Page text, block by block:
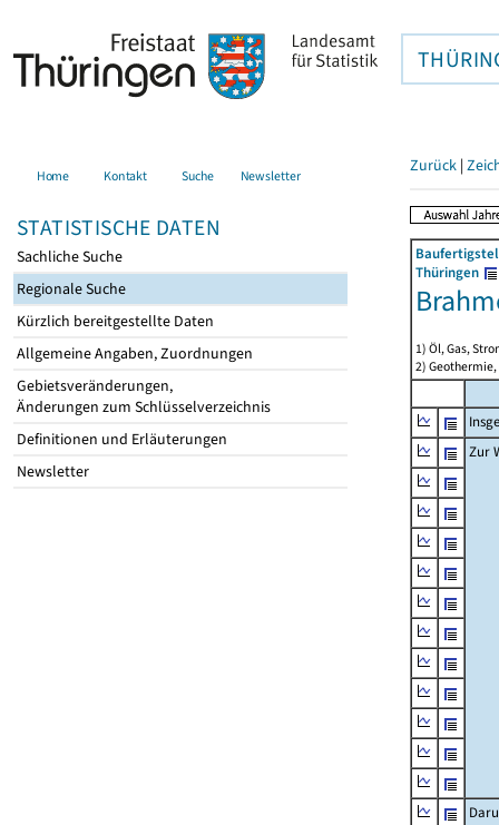
Home Kontakt Suche Newsletter
STATISTISCHE DATEN
Sachliche Suche
Regionale Suche
Kürzlich bereitgestellte Daten
Allgemeine Angaben, Zuordnungen
Gebietsveränderungen,
Änderungen zum Schlüsselverzeichnis
Definitionen und Erläuterungen
Newsletter
Zurück |
Thüringen
1) Öl, Gas,
2)
Zur